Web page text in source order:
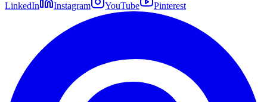
LinkedIn Instagram YouTube Pinterest